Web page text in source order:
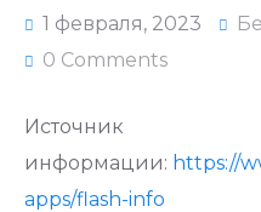
1 февраля, 2023
0 Comments
Источник
информации: https://
apps/flash-info